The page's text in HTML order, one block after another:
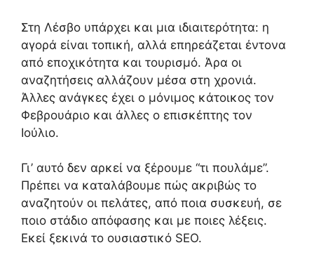
Στη Λέσβο υπάρχει και μια ιδιαιτερότητα: η
αγορά είναι τοπική, αλλά επηρεάζεται έντονα
από εποχικότητα και τουρισμό. Άρα οι
αναζητήσεις αλλάζουν μέσα στη χρονιά.
Άλλες ανάγκες έχει ο μόνιμος κάτοικος τον
Φεβρουάριο και άλλες ο επισκέπτης τον
Ιούλιο.
Γι’ αυτό δεν αρκεί να ξέρουμε “τι πουλάμε”.
Πρέπει να καταλάβουμε πώς ακριβώς το
αναζητούν οι πελάτες, από ποια συσκευή, σε
ποιο στάδιο απόφασης και με ποιες λέξεις.
Εκεί ξεκινά το ουσιαστικό SEO.